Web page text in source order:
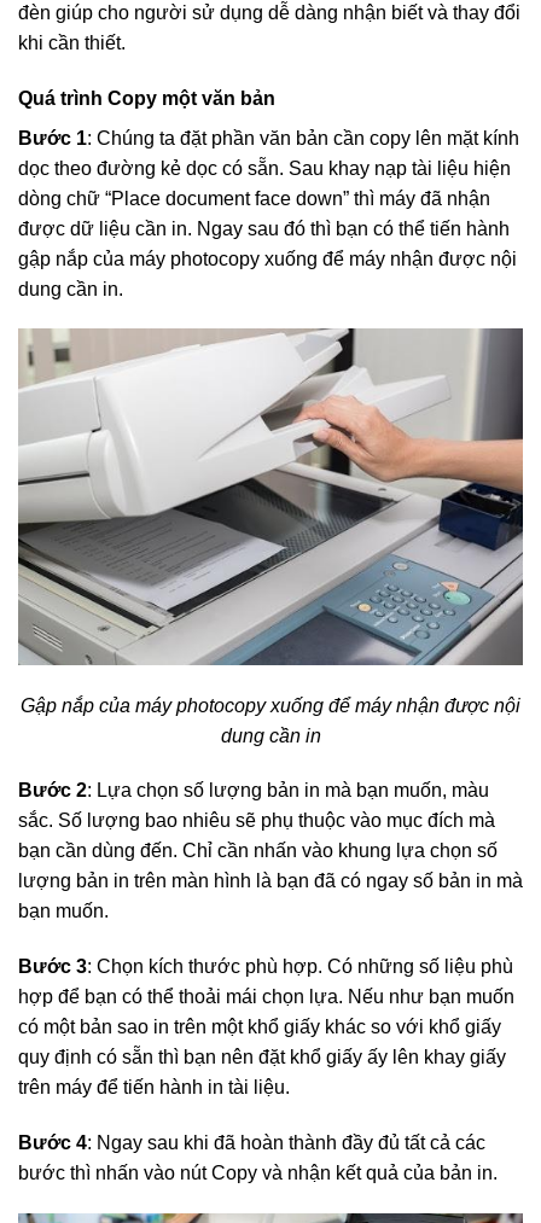
đèn giúp cho người sử dụng dễ dàng nhận biết và thay đổi
khi cần thiết.
Quá trình Copy một văn bản
Bước 1: Chúng ta đặt phần văn bản cần copy lên mặt kính
dọc theo đường kẻ dọc có sẵn. Sau khay nạp tài liệu hiện
dòng chữ “Place document face down” thì máy đã nhận
được dữ liệu cần in. Ngay sau đó thì bạn có thể tiến hành
gập nắp của máy photocopy xuống để máy nhận được nội
dung cần in.
Gập nắp của máy photocopy xuống để máy nhận được nội
dung cần in
Bước 2: Lựa chọn số lượng bản in mà bạn muốn, màu
sắc. Số lượng bao nhiêu sẽ phụ thuộc vào mục đích mà
bạn cần dùng đến. Chỉ cần nhấn vào khung lựa chọn số
lượng bản in trên màn hình là bạn đã có ngay số bản in mà
bạn muốn.
Bước 3: Chọn kích thước phù hợp. Có những số liệu phù
hợp để bạn có thể thoải mái chọn lựa. Nếu như bạn muốn
có một bản sao in trên một khổ giấy khác so với khổ giấy
quy định có sẵn thì bạn nên đặt khổ giấy ấy lên khay giấy
trên máy để tiến hành in tài liệu.
Bước 4: Ngay sau khi đã hoàn thành đầy đủ tất cả các
bước thì nhấn vào nút Copy và nhận kết quả của bản in.